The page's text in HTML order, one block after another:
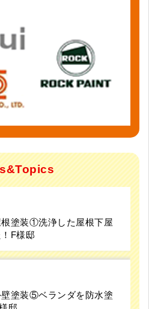
塗装①洗浄した屋根下屋
F様邸
塗装⑤ベランダを防水塗